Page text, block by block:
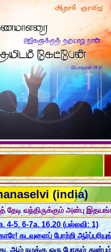
(india)
வந்திருக்கும் அன்பு
4-5. 6-7a. 16,20 (பல்லவி: 1)
கடவுளைப் போற்றி
ஆம் நமக்கு ஒரு போதும்